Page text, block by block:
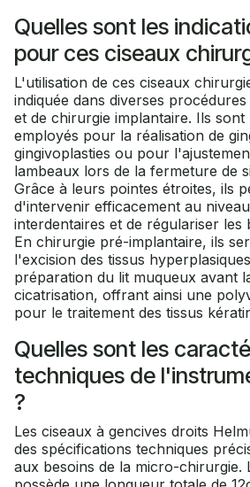
Quelles sont les
pour ces ciseaux
L'utilisation de ces ciseaux
indiquée dans diverses
et de chirurgie implantaire. Ils
employés pour la réalisation de
gingivoplasties ou pour
lambeaux lors de la fermeture de
Grâce à leurs pointes étroites, ils
d'intervenir efficacement au
interdentaires et de régulariser les
En chirurgie pré-implantaire, ils
l'excision des tissus
préparation du lit muqueux avant
cicatrisation, offrant ainsi une
pour le traitement des tissus
Quelles sont les
techniques de
?
Les ciseaux à gencives droits
des spécifications techniques
aux besoins de la micro-chirurgie.